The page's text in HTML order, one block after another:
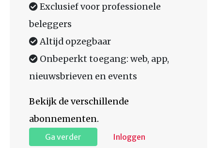
Exclusief voor professionele
beleggers
Altijd opzegbaar
Onbeperkt toegang: web, app,
nieuwsbrieven en events
Bekijk de verschillende
abonnementen.
Ga verder Inloggen